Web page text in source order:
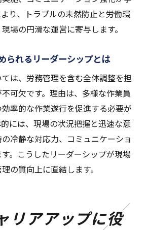
り、トラブルの未然防止と労働環
場の円滑な運営に寄与します。
られるリーダーシップとは
は、労務管理を含む全体調整を担
可欠です。理由は、多様な作業員
率的な作業遂行を促進する必要が
には、現場の状況把握と迅速な意
冷静な対応力、コミュニケーショ
。こうしたリーダーシップが現場
の質向上に直結します。
リアアップに役